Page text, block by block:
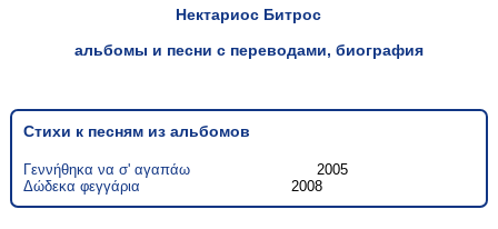
Нектариос Битрос
альбомы и песни с переводами, биография
Стихи к песням из альбомов
Γεννήθηκα να σ' αγαπάω
2005
Δώδεκα φεγγάρια
2008